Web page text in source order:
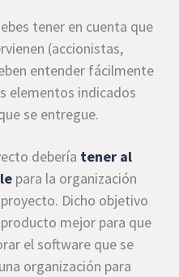
tener en cuenta que
(accionistas,
entender fácilmente
elementos indicados
se entregue.
debería tener al
para la organización
Dicho objetivo
mejor para que
el software que se
organización para